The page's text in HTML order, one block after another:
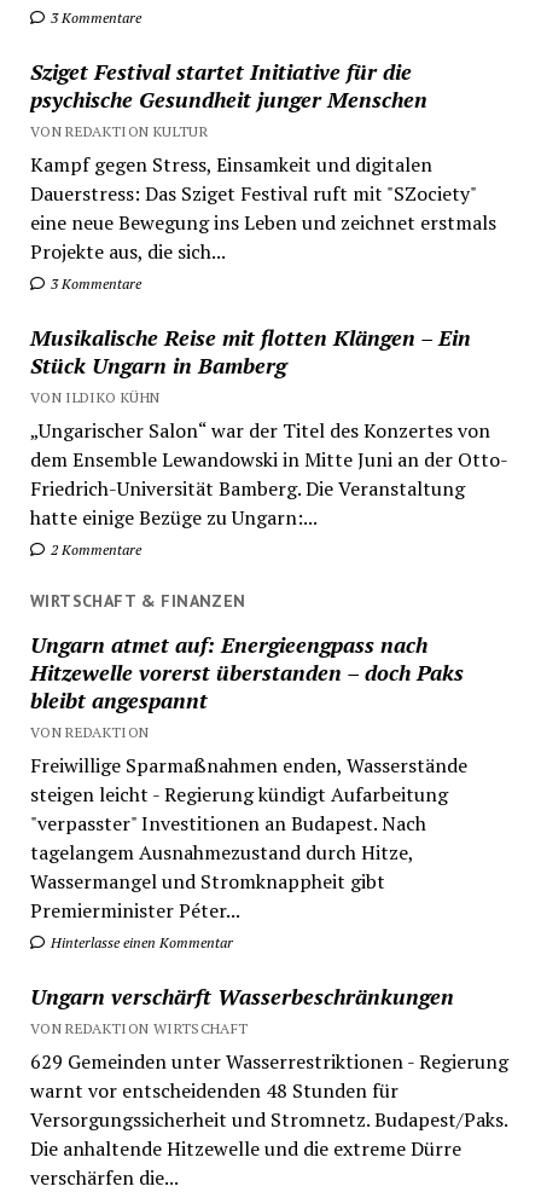
3 Kommentare
Sziget Festival startet Initiative für die
psychische Gesundheit junger Menschen
VON REDAKTION KULTUR
Kampf gegen Stress, Einsamkeit und digitalen
Dauerstress: Das Sziget Festival ruft mit "SZociety"
eine neue Bewegung ins Leben und zeichnet erstmals
Projekte aus, die sich...
3 Kommentare
Musikalische Reise mit flotten Klängen – Ein
Stück Ungarn in Bamberg
VON ILDIKO KÜHN
„Ungarischer Salon“ war der Titel des Konzertes von
dem Ensemble Lewandowski in Mitte Juni an der Otto-
Friedrich-Universität Bamberg. Die Veranstaltung
hatte einige Bezüge zu Ungarn:...
2 Kommentare
WIRTSCHAFT & FINANZEN
Ungarn atmet auf: Energieengpass nach
Hitzewelle vorerst überstanden – doch Paks
bleibt angespannt
VON REDAKTION
Freiwillige Sparmaßnahmen enden, Wasserstände
steigen leicht - Regierung kündigt Aufarbeitung
"verpasster" Investitionen an Budapest. Nach
tagelangem Ausnahmezustand durch Hitze,
Wassermangel und Stromknappheit gibt
Premierminister Péter...
Hinterlasse einen Kommentar
Ungarn verschärft Wasserbeschränkungen
VON REDAKTION WIRTSCHAFT
629 Gemeinden unter Wasserrestriktionen - Regierung
warnt vor entscheidenden 48 Stunden für
Versorgungssicherheit und Stromnetz. Budapest/Paks.
Die anhaltende Hitzewelle und die extreme Dürre
verschärfen die...